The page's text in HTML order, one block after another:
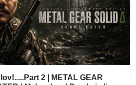
2 | METAL GEAR